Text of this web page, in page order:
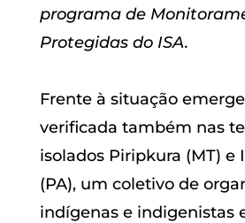
programa de
Protegidas do ISA.
Frente à situação
verificada também nas
isolados Piripkura (MT) e
(PA), um coletivo de
indígenas e indigenistas